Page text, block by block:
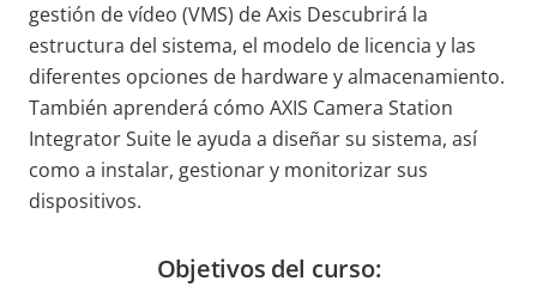
gestión de vídeo (VMS) de Axis Descubrirá la
estructura del sistema, el modelo de licencia y las
diferentes opciones de hardware y almacenamiento.
También aprenderá cómo AXIS Camera Station
Integrator Suite le ayuda a diseñar su sistema, así
como a instalar, gestionar y monitorizar sus
dispositivos.
Objetivos del curso: